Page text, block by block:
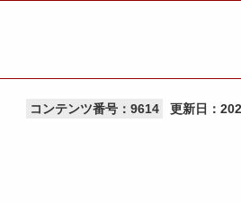
コンテンツ番号：9614 更新日：